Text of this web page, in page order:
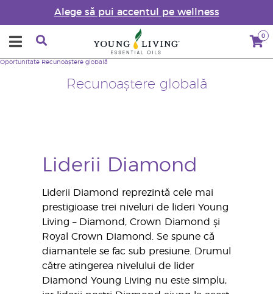
Alege să pui accentul pe wellness
0
Recunoaștere globală
Oportunitate Recunoaștere globală
Liderii Diamond
Liderii Diamond reprezintă cele mai
prestigioase trei niveluri de lideri Young
Living – Diamond, Crown Diamond și
Royal Crown Diamond. Se spune că
diamantele se fac sub presiune. Drumul
către atingerea nivelului de lider
Diamond Young Living nu este simplu,